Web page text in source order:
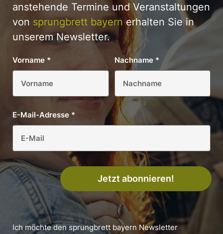
anstehende Termine und Veranstaltungen
von sprungbrett bayern erhalten Sie in
unserem Newsletter.
Vorname * Nachname *
E-Mail-Adresse *
Jetzt abonnieren!
Ich möchte den sprungbrett bayern Newsletter